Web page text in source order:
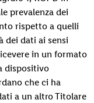
prevalenza dei
rispetto a quelli
dei dati ai sensi
in un formato
dispositivo
che ci ha
a un altro Titolare